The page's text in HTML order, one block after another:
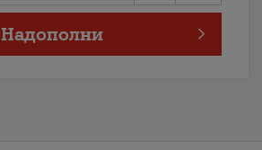
Надополни